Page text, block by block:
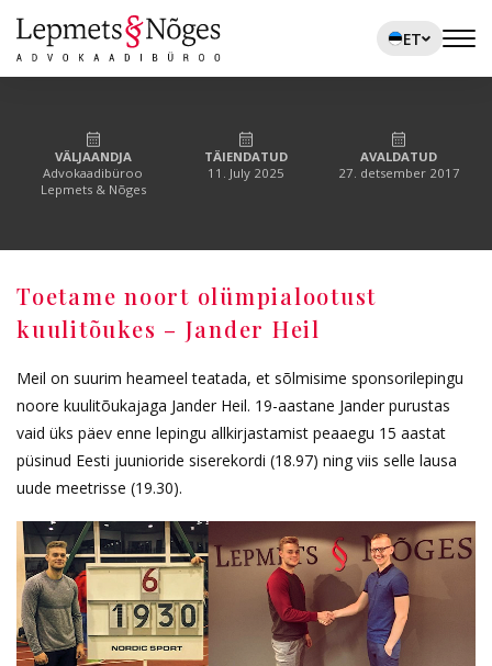
ET
VÄLJAANDJA
Advokaadibüroo
Lepmets & Nõges
TÄIENDATUD
11. July 2025
AVALDATUD
27. detsember 2017
Toetame noort olümpialootust
kuulitõukes – Jander Heil
Meil on suurim heameel teatada, et sõlmisime sponsorilepingu
noore kuulitõukajaga Jander Heil. 19-aastane Jander purustas
vaid üks päev enne lepingu allkirjastamist peaaegu 15 aastat
püsinud Eesti juunioride siserekordi (18.97) ning viis selle lausa
uude meetrisse (19.30).